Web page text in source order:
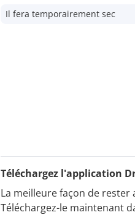
Il fera temporairement sec
Téléchargez l'application
La meilleure façon de
Téléchargez-le maintenant